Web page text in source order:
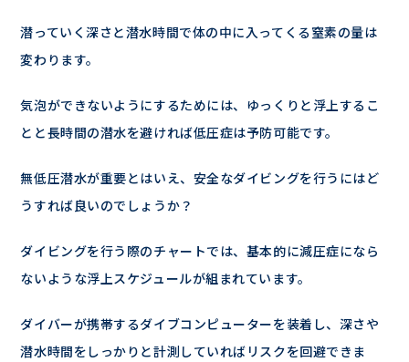
潜っていく深さと潜水時間で体の中に入ってくる窒素の量は
変わります。
気泡ができないようにするためには、ゆっくりと浮上するこ
とと長時間の潜水を避ければ低圧症は予防可能です。
無低圧潜水が重要とはいえ、安全なダイビングを行うにはど
うすれば良いのでしょうか？
ダイビングを行う際のチャートでは、基本的に減圧症になら
ないような浮上スケジュールが組まれています。
ダイバーが携帯するダイブコンピューターを装着し、深さや
潜水時間をしっかりと計測していればリスクを回避できま